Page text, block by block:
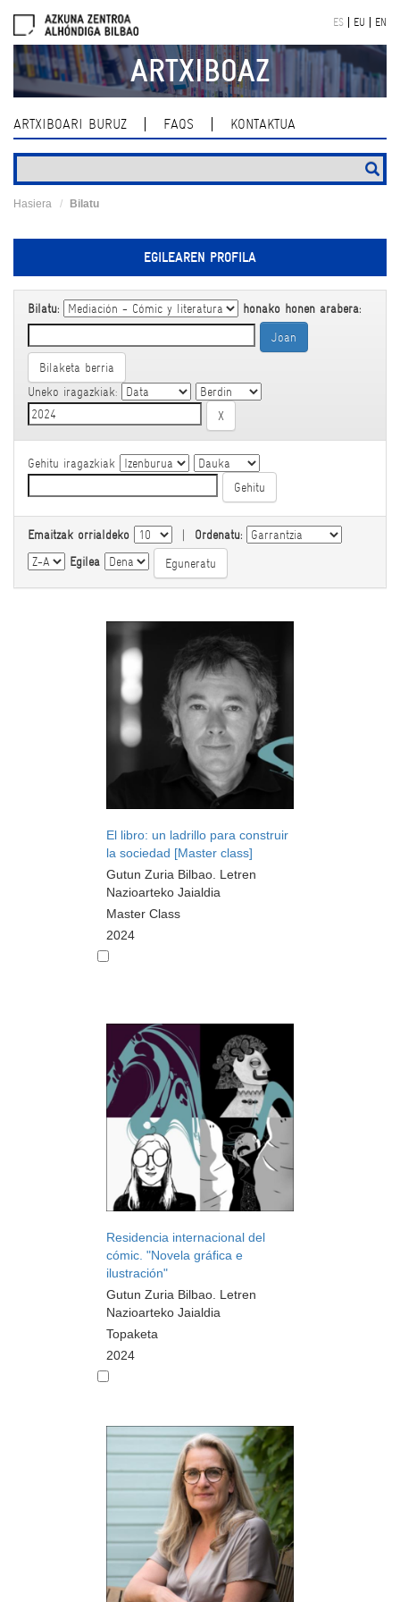
navigation
ES EU EN
ARTXIBOAZ
ARTXIBOARI BURUZ FAQS KONTAKTUA
Hasiera Bilatu
EGILEAREN PROFILA
Bilatu: honako honen arabera:
Bilaketa berria
Uneko iragazkiak:
Gehitu iragazkiak
Emaitzak orrialdeko | Ordenatu:
Egilea
El libro: un ladrillo para construir
la sociedad [Master class]
Gutun Zuria Bilbao. Letren
Nazioarteko Jaialdia
Master Class
2024
Residencia internacional del
cómic. "Novela gráfica e
ilustración"
Gutun Zuria Bilbao. Letren
Nazioarteko Jaialdia
Topaketa
2024